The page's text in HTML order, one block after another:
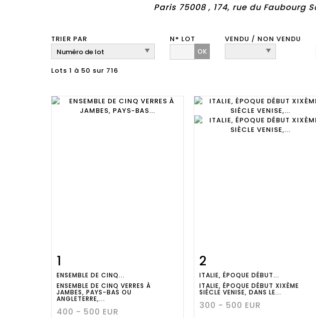
Paris 75008 , 174, rue du Faubourg
TRIER PAR
N° LOT
OK
VENDU / NON VENDU
Lots 1 à 50 sur 716
1
ENSEMBLE DE CINQ...
ENSEMBLE DE CINQ VERRES À
JAMBES, PAYS-BAS OU
ANGLETERRE,...
400 - 500 EUR
détaillée
2
ITALIE, ÉPOQUE DÉBUT...
ITALIE, ÉPOQUE DÉBUT XIXÈME
SIÈCLE VENISE, DANS LE...
300 - 500 EUR